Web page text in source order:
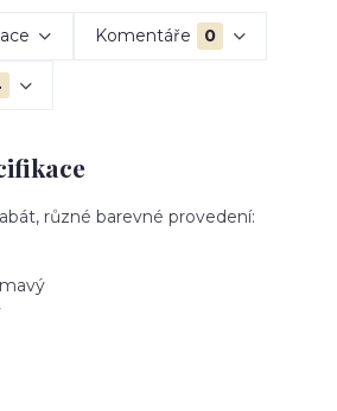
Komentáře 0
různé barevné provedení: